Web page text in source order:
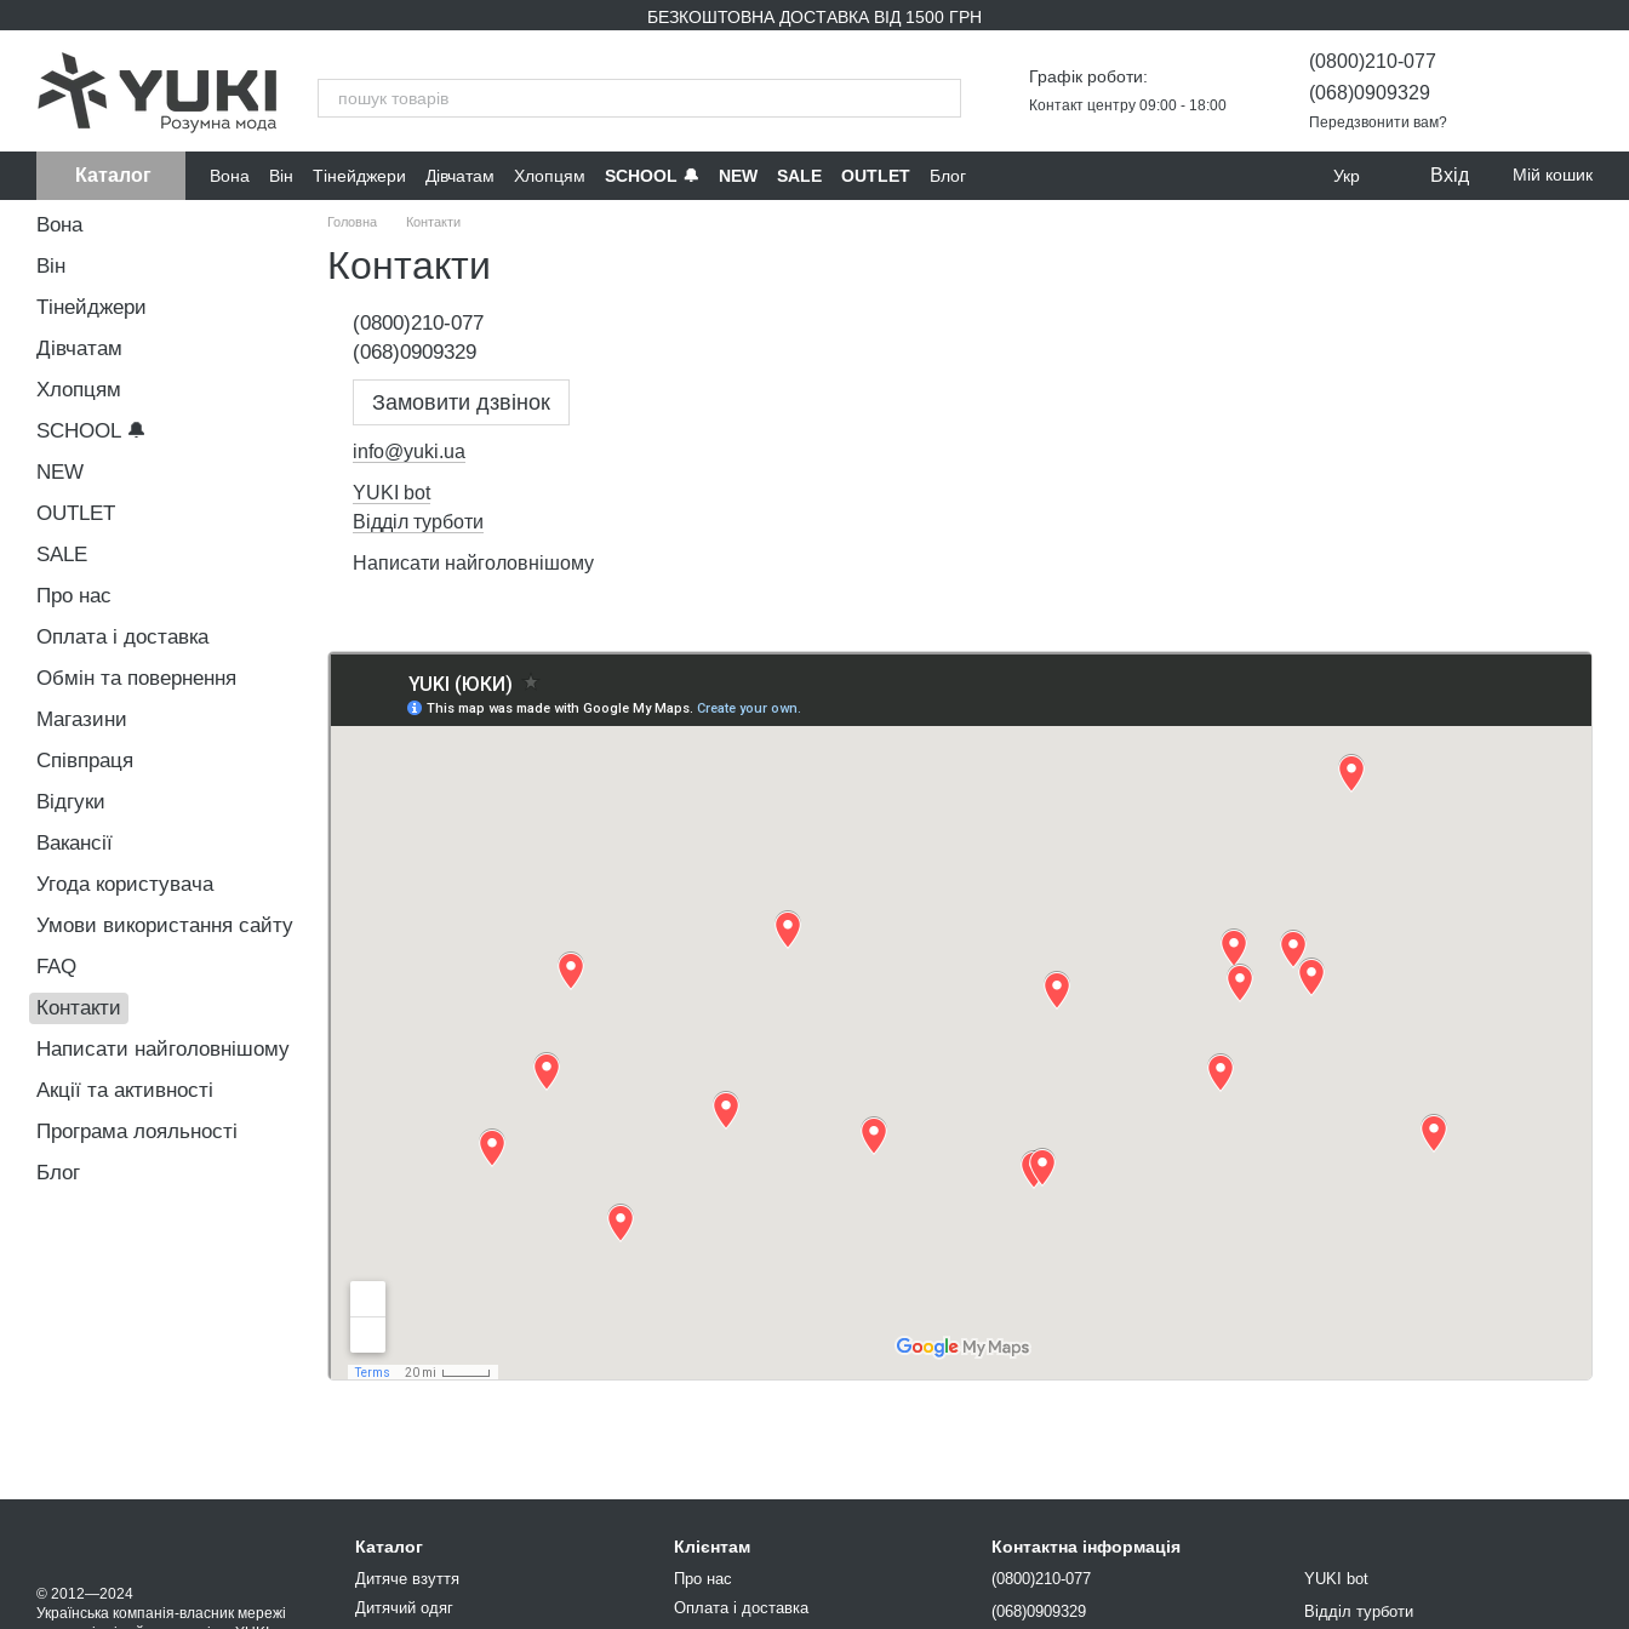
БЕЗКОШТОВНА ДОСТАВКА ВІД 1500 ГРН
Графік роботи:
Контакт центру 09:00 - 18:00
(0800)210-077
(068)0909329
Передзвонити вам?
Каталог Вона Він Тінейджери Дівчатам Хлопцям SCHOOL 🔔 NEW SALE OUTLET Блог Укр Вхід Мій кошик
Головна Контакти
Контакти
(0800)210-077
(068)0909329
Замовити дзвінок
info@yuki.ua
YUKI bot
Відділ турботи
Написати найголовнішому
Вона
Він
Тінейджери
Дівчатам
Хлопцям
SCHOOL 🔔
NEW
OUTLET
SALE
Про нас
Оплата і доставка
Обмін та повернення
Магазини
Співпраця
Відгуки
Вакансії
Угода користувача
Умови використання сайту
FAQ
Контакти
Написати найголовнішому
Акції та активності
Програма лояльності
Блог
© 2012—2024
Українська компанія-власник мережі
Каталог
Дитяче взуття
Дитячий одяг
Клієнтам
Про нас
Оплата і доставка
Контактна інформація
(0800)210-077
(068)0909329
YUKI bot
Відділ турботи